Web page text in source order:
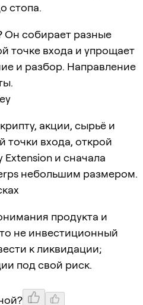
стопа.
Он собирает разные
точке входа и упрощает
и разбор. Направление
акции, сырьё и
точки входа, открой
Extension и сначала
небольшим размером.
продукта и
не инвестиционный
к ликвидации;
под свой риск.